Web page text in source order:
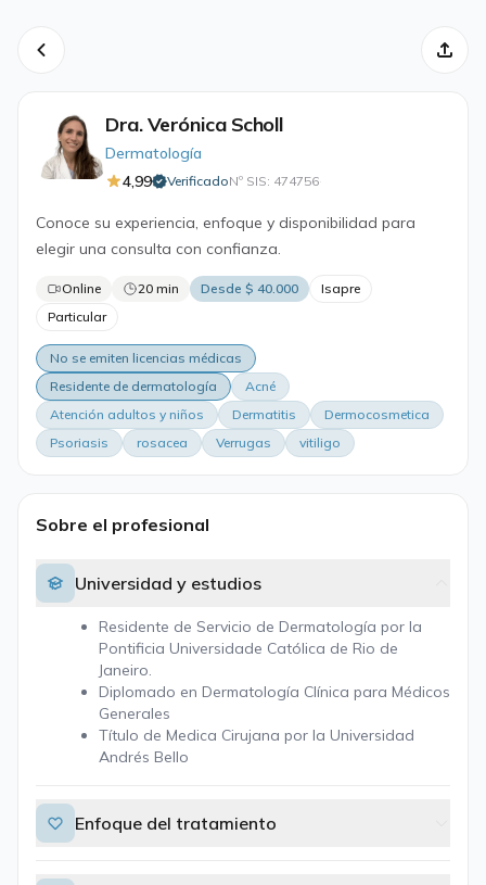
Dra. Verónica Scholl
Dermatología
4,99
VerificadoNº SIS: 474756·
Conoce su experiencia, enfoque y disponibilidad para
elegir una consulta con confianza.
Online 20 min Desde $ 40.000
Isapre
Particular
No se emiten licencias médicas
Residente de dermatología
Acné
Atención adultos y niños
Dermatitis
Dermocosmetica
Psoriasis
rosacea Verrugas vitiligo
Sobre el profesional
Universidad y estudios
Residente de Servicio de Dermatología por la
Pontificia Universidade Católica de Rio de
Janeiro.
Diplomado en Dermatología Clínica para Médicos
Generales
Título de Medica Cirujana por la Universidad
Andrés Bello
Enfoque del tratamiento